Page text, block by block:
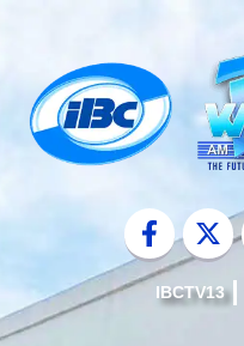
content
IBCTV13